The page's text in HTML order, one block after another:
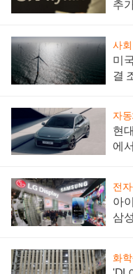
추
사회
미
결
자
현
에
전자
아
삼
화학